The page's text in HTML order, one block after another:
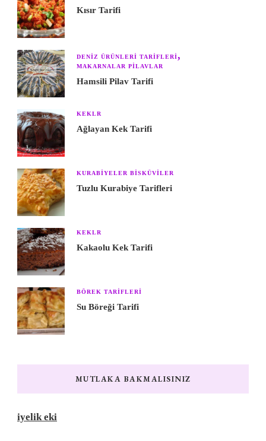
Kısır Tarifi
DENIZ ÜRÜNLERI TARIFLERI
MAKARNALAR PILAVLAR
Hamsili Pilav Tarifi
KEKLR
Ağlayan Kek Tarifi
KURABIYELER BISKÜVILER
Tuzlu Kurabiye Tarifleri
KEKLR
Kakaolu Kek Tarifi
BÖREK TARIFLERI
Su Böreği Tarifi
MUTLAKA BAKMALISINIZ
iyelik eki